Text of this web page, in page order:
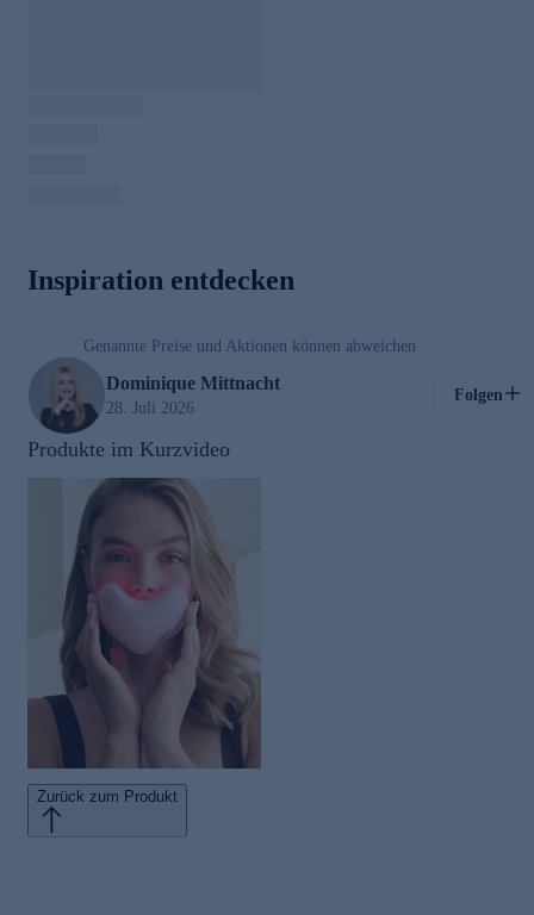
Inspiration entdecken
Kosmetik
/
01:09
Genannte Preise und Aktionen können abweichen
Dominique Mittnacht
28. Juli 2026
Folgen
Produkte im Kurzvideo
Zurück zum Produkt